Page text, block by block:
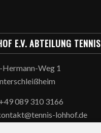
E.V. ABTEILUNG TENNIS
Weg 1
089 310 3166
lohhof.de